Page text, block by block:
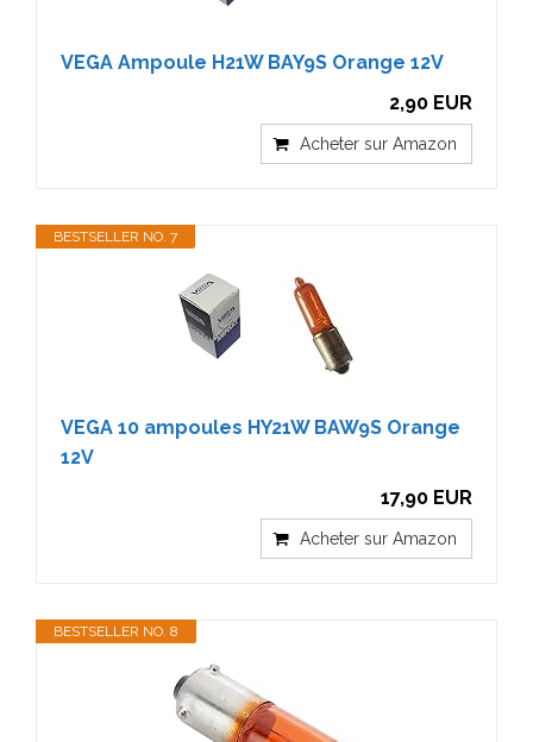
VEGA Ampoule H21W BAY9S Orange 12V
2,90 EUR
Acheter sur Amazon
BESTSELLER NO. 7
VEGA 10 ampoules HY21W BAW9S Orange
12V
17,90 EUR
Acheter sur Amazon
BESTSELLER NO. 8